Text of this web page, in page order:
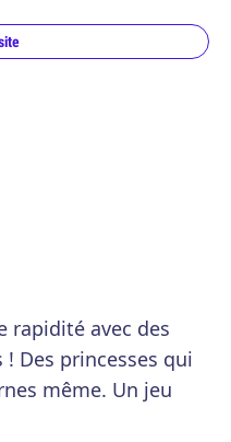
rapidité avec des
Des princesses qui
même. Un jeu